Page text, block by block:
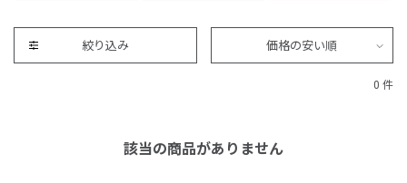
絞り込み 価格の安い順
0 件
該当の商品がありません